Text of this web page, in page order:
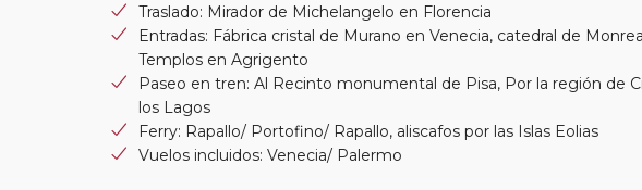
Traslado: Mirador de Michelangelo en Florencia
Entradas: Fábrica cristal de Murano en Venecia, catedral de
Templos en Agrigento
Paseo en tren: Al Recinto monumental de Pisa, Por la región de
los Lagos
Ferry: Rapallo/ Portofino/ Rapallo, aliscafos por las Islas Eolias
Vuelos incluidos: Venecia/ Palermo